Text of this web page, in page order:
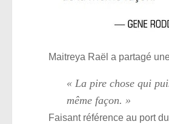
Maitreya Raël a partagé
« La pire chose qui
même façon. »
Faisant référence au port